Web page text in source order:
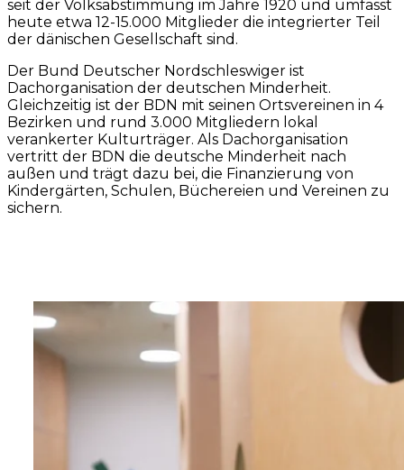
seit der Volksabstimmung im Jahre 1920 und umfasst
heute etwa 12-15.000 Mitglieder die integrierter Teil
der dänischen Gesellschaft sind.
Der Bund Deutscher Nordschleswiger ist
Dachorganisation der deutschen Minderheit.
Gleichzeitig ist der BDN mit seinen Ortsvereinen in 4
Bezirken und rund 3.000 Mitgliedern lokal
verankerter Kulturträger. Als Dachorganisation
vertritt der BDN die deutsche Minderheit nach
außen und trägt dazu bei, die Finanzierung von
Kindergärten, Schulen, Büchereien und Vereinen zu
sichern.